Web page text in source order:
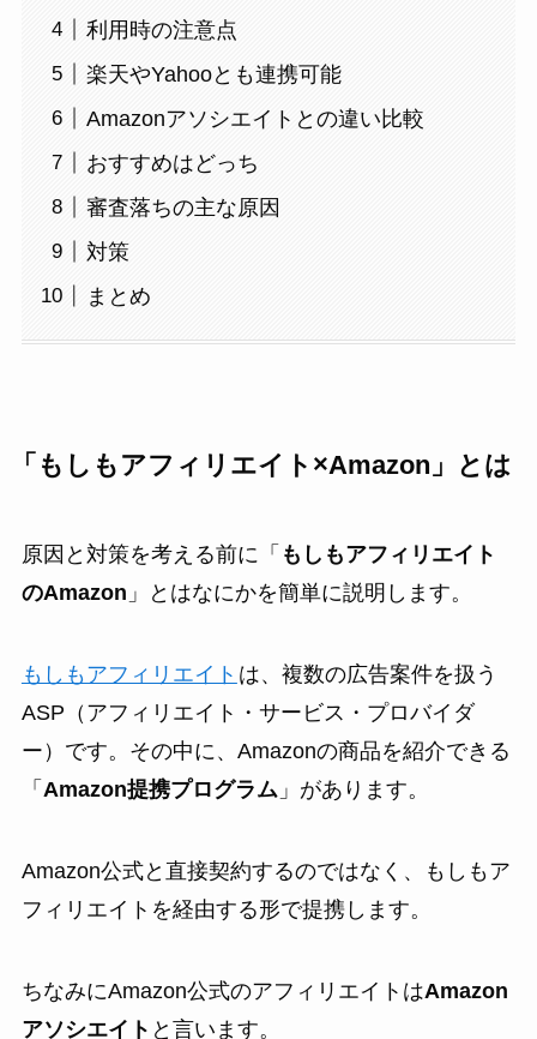
利用時の注意点
楽天やYahooとも連携可能
Amazonアソシエイトとの違い比較
おすすめはどっち
審査落ちの主な原因
対策
まとめ
「もしもアフィリエイト×Amazon」とは
原因と対策を考える前に「 もしもアフィリエイト
のAmazon 」とはなにかを簡単に説明します。
もしもアフィリエイト は、複数の広告案件を扱う
ASP（アフィリエイト・サービス・プロバイダ
ー）です。その中に、Amazonの商品を紹介できる
「 Amazon提携プログラム 」があります。
Amazon公式と直接契約するのではなく、もしもア
フィリエイトを経由する形で提携します。
ちなみにAmazon公式のアフィリエイトはAmazon
アソシエイト と言います。